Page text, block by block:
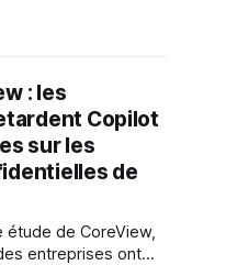
: les
Copilot
sur les
de
étude de CoreView,
entreprises ont